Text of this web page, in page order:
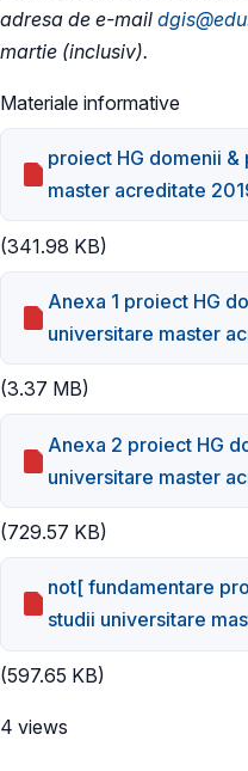
adresa de e-mail
martie (inclusiv).
Materiale informative
proiect HG domenii
master acreditate
(341.98 KB)
Anexa 1 proiect HG
universitare master
(3.37 MB)
Anexa 2 proiect HG
universitare master
(729.57 KB)
not[ fundamentare
studii universitare
(597.65 KB)
4 views